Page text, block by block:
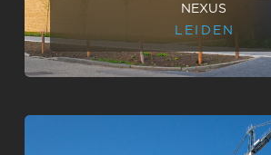
NEXUS
LEIDEN